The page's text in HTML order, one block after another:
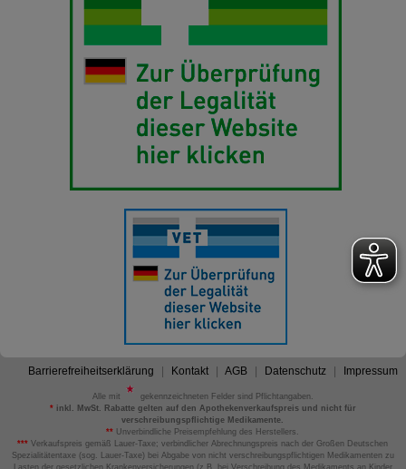
Barrierefreiheitserklärung Kontakt AGB Datenschutz Impressum
Alle mit
gekennzeichneten Felder sind Pflichtangaben.
*inkl. MwSt. Rabatte gelten auf den Apothekenverkaufspreis und nicht für
verschreibungspflichtige Medikamente.
** Unverbindliche Preisempfehlung des Herstellers.
*** Verkaufspreis gemäß Lauer-Taxe; verbindlicher Abrechnungspreis nach der Großen Deutschen
Spezialitätentaxe (sog. Lauer-Taxe) bei Abgabe von nicht verschreibungspflichtigen Medikamenten zu
Lasten der gesetzlichen Krankenversicherungen (z.B. bei Verschreibung des Medikaments an Kinder